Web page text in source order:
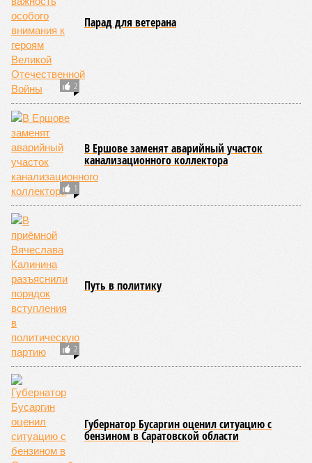
2
Парад для ветерана
1
В Ершове заменят аварийный участок
канализационного коллектора
2
Путь в политику
Губернатор Бусаргин оценил ситуацию с
бензином в Саратовской области